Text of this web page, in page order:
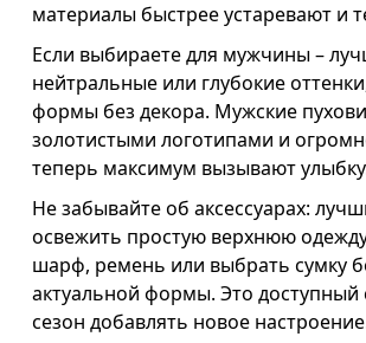
материалы быстрее устаревают и
Если выбираете для мужчины –
нейтральные или глубокие
формы без декора. Мужские
золотистыми логотипами и
теперь максимум вызывают
Не забывайте об аксессуарах:
освежить простую верхнюю
шарф, ремень или выбрать сумку
актуальной формы. Это доступный
сезон добавлять новое